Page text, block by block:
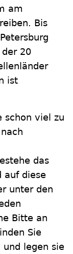
am
Bis
der 20
ist
schon viel zu
das
auf diese
unter den
Bitte an
Sie
und legen sie